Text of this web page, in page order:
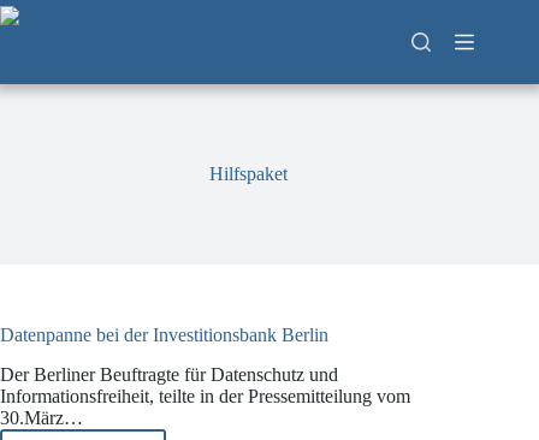
Zum
Inhalt
Hilfspaket
Datenpanne bei der Investitionsbank Berlin
Der Berliner Beuftragte für Datenschutz und
Informationsfreiheit, teilte in der Pressemitteilung vom
30.März…